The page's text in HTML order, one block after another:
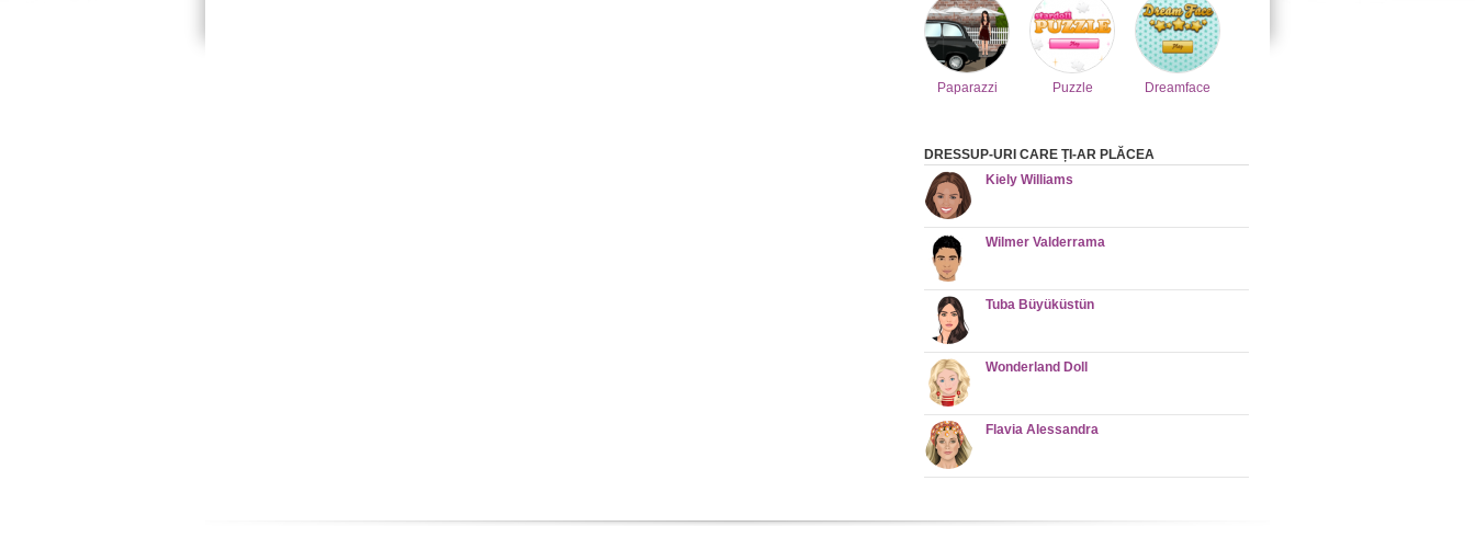
Paparazzi Puzzle Dreamface
DRESSUP-URI CARE ȚI-AR PLĂCEA
Kiely Williams
Wilmer Valderrama
Tuba Büyüküstün
Wonderland Doll
Flavia Alessandra